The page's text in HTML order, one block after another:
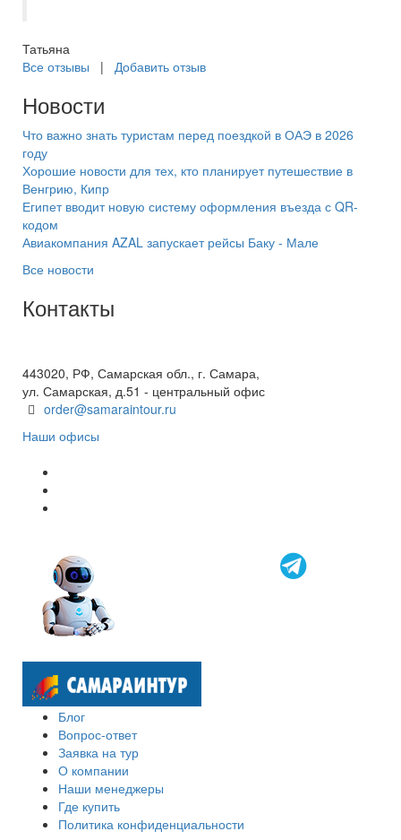
Татьяна
Все отзывы | Добавить отзыв
Новости
Что важно знать туристам перед поездкой в ОАЭ в 2026
году
Хорошие новости для тех, кто планирует путешествие в
Венгрию, Кипр
Египет вводит новую систему оформления въезда с QR-
кодом
Авиакомпания AZAL запускает рейсы Баку - Мале
Все новости
Контакты
443020, РФ, Самарская обл., г. Самара,
ул. Самарская, д.51 - центральный офис
order@samaraintour.ru
Наши офисы
Блог
Вопрос-ответ
Заявка на тур
О компании
Наши менеджеры
Где купить
Политика конфиденциальности